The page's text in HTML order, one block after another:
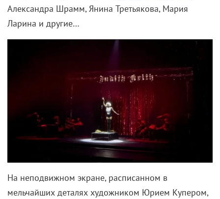
Александра Шрамм, Янина Третьякова, Мария
Ларина и другие…
На неподвижном экране, расписанном в
мельчайших деталях художником Юрием Купером,